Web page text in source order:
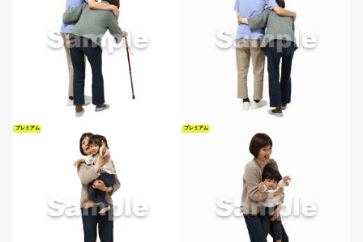
プレミアム プレミアム